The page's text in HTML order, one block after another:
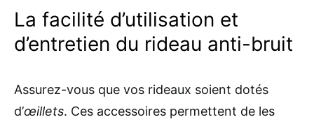
La facilité d’utilisation et
d’entretien du rideau anti-bruit
Assurez-vous que vos rideaux soient dotés
d’œillets. Ces accessoires permettent de les